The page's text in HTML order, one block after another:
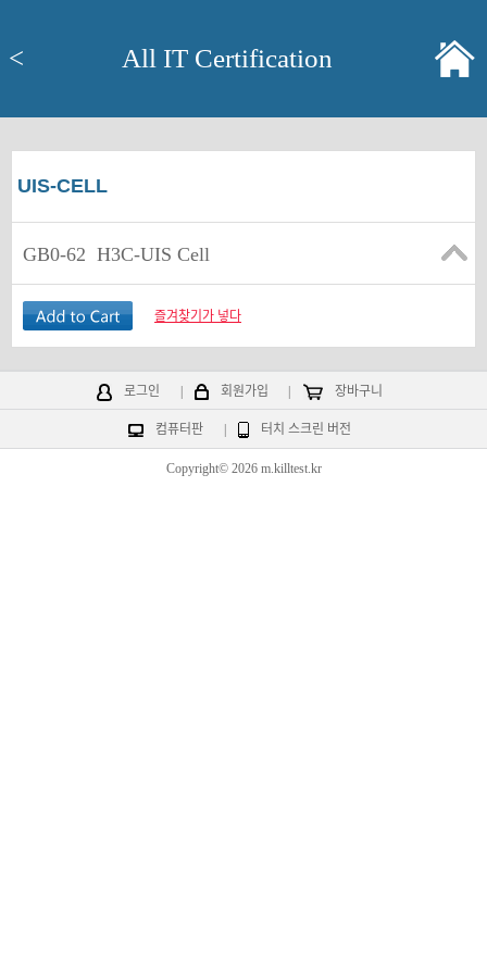
< All IT Certification
UIS-CELL
GB0-62 H3C-UIS Cell
즐겨찾기가 넣다
로그인 회원가입 장바구니
컴퓨터판 터치 스크린 버전
Copyright© 2026 m.killtest.kr